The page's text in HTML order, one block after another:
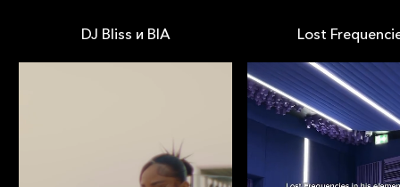
DJ Bliss и BIA Lost